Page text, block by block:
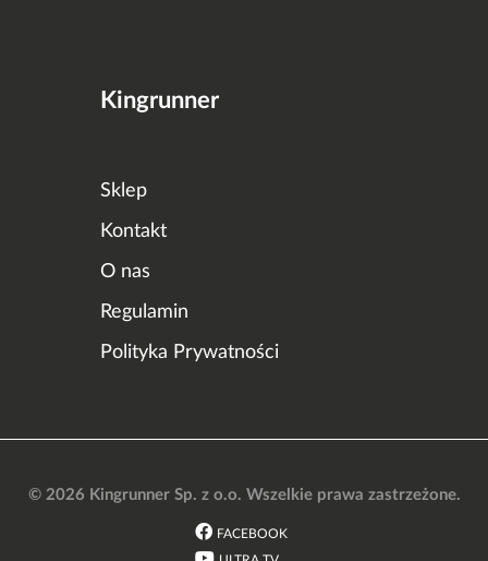
Kingrunner
Sklep
Kontakt
O nas
Regulamin
Polityka Prywatności
© 2026 Kingrunner Sp. z o.o. Wszelkie prawa zastrzeżone.
FACEBOOK